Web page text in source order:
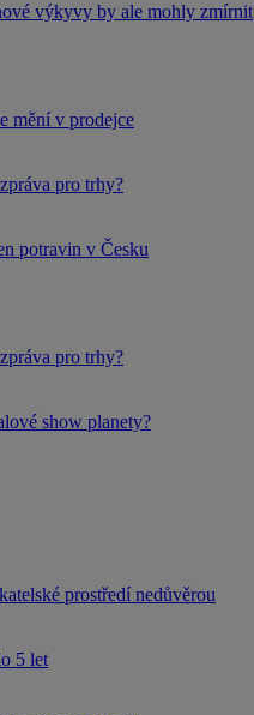
výkyvy by ale mohly zmírnit
mění v prodejce
pro trhy?
potravin v Česku
pro trhy?
show planety?
prostředí nedůvěrou
5 let